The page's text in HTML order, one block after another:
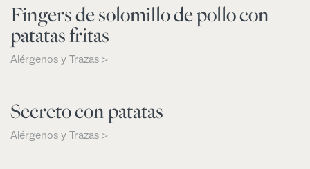
Fingers de solomillo de pollo con
patatas fritas
Alérgenos y Trazas >
Secreto con patatas
Alérgenos y Trazas >